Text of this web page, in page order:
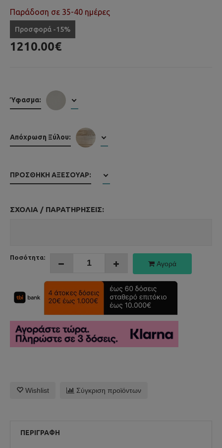
Παράδοση σε 35-40 ημέρες
Προσφορά -15%
1210.00€
Ύφασμα:
Απόχρωση Ξύλου:
ΠΡΟΣΘΉΚΗ ΑΞΕΣΟΥΆΡ:
ΣΧΌΛΙΑ / ΠΑΡΑΤΗΡΉΣΕΙΣ:
Ποσότητα:
Αγορά
Wishlist Σύγκριση προϊόντων
ΠΕΡΙΓΡΑΦΉ